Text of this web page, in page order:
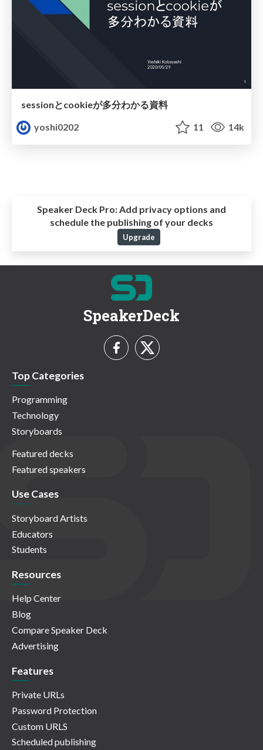
sessionとcookieが多分わかる資料
yoshi0202
11 14k
Speaker Deck Pro: Add privacy options and
schedule the publishing of your decks
Upgrade
SpeakerDeck
Top Categories
Programming
Technology
Storyboards
Featured decks
Featured speakers
Use Cases
Storyboard Artists
Educators
Students
Resources
Help Center
Blog
Compare Speaker Deck
Advertising
Features
Private URLs
Password Protection
Custom URLS
Scheduled publishing